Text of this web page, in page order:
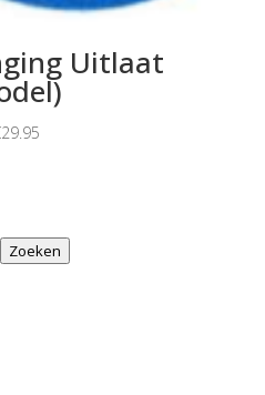
Uitlaat
29.95
Zoeken